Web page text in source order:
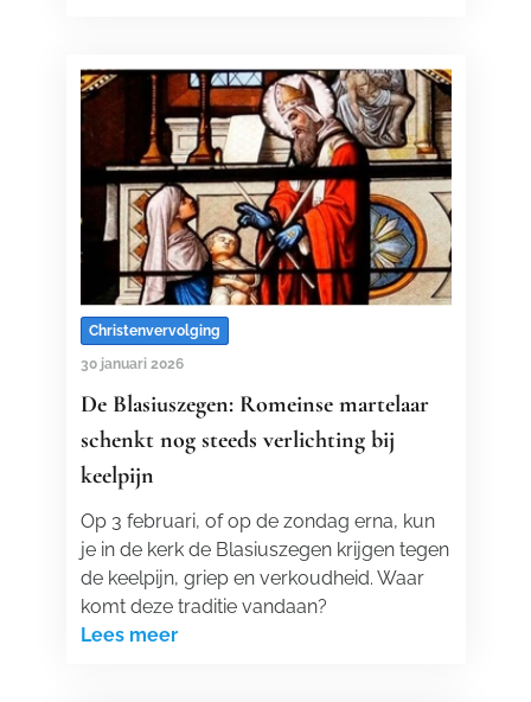
Christenvervolging
30 januari 2026
De Blasiuszegen: Romeinse martelaar
schenkt nog steeds verlichting bij
keelpijn
Op 3 februari, of op de zondag erna, kun
je in de kerk de Blasiuszegen krijgen tegen
de keelpijn, griep en verkoudheid. Waar
komt deze traditie vandaan?
Lees meer